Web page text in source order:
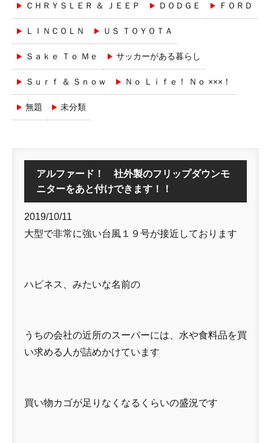
ＣＨＲＹＳＬＥＲ ＆ ＪＥＥＰ ＤＯＤＧＥ ＦＯＲＤ
ＬＩＮＣＯＬＮ ＵＳ ＴＯＹＯＴＡ
Ｓａｋｅ Ｔｏ Ｍｅ サッカーがある暮らし
Ｓｕｒｆ ＆ Ｓｎｏｗ Ｎｏ Ｌｉｆｅ！ Ｎｏ ×××！
無題 未分類
アルファード！ 社外製のフリップダウンモ
ニターをあと付けできます！！
2019/10/11
大型で非常に強い台風１９号が接近しております
ハピネス、みたいな名前の
うちの会社の近所のスーパーには、水や食料品を買
い求める人が詰めかけています
買い物カゴが足りなくなるくらいの盛況です